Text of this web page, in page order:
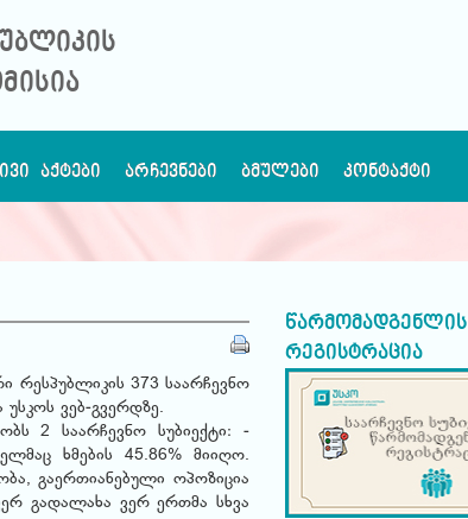
ᲐᲥᲢᲔᲑᲘ ᲐᲠᲩᲔᲕᲜᲔᲑᲘ ᲑᲛᲣᲚᲔᲑᲘ ᲙᲝᲜᲢᲐᲥᲢᲘ
რესპუბლიკის 373 საარჩევნო
ვებ-გვერდზე.
2 საარჩევნო სუბიექტი: -
ხმების 45.86% მიიღო.
გაერთიანებული ოპოზიცია
გადალახა ვერ ერთმა სხვა
წარმომადგენლის
რეგისტრაცია